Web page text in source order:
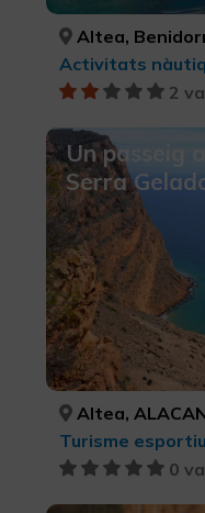
Altea, Benidorm, La Nucia, L'Alfàs del Pi, Finestrat,
Activitats
2
Un passeig
Serra
Altea,
Turisme
0